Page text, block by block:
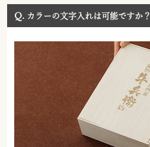
Q. カラーの文字入れは可能ですか？